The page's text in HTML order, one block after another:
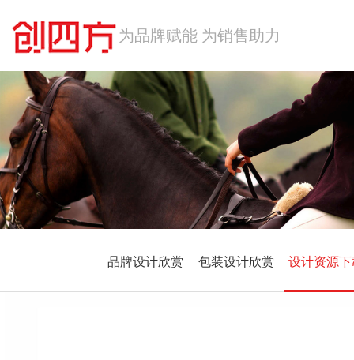
包装案例
酒水饮料
食品特产
化工农业
科技数码
工业制造
日用百货
品牌案例
品牌形象设计
关于我们
历年奖项
公司团队
网站同盟
品牌设计欣赏 包装设计欣赏 设计资源